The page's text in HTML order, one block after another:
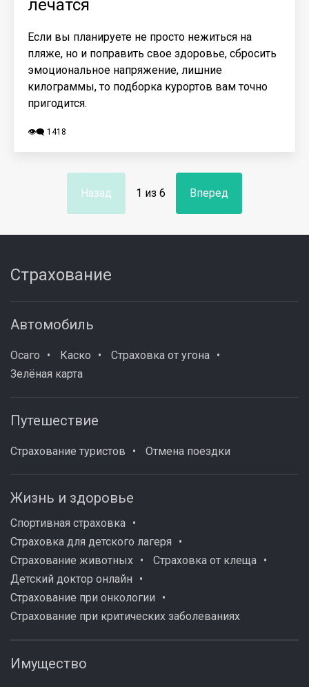
лечатся
Если вы планируете не просто нежиться на
пляже, но и поправить свое здоровье, сбросить
эмоциональное напряжение, лишние
килограммы, то подборка курортов вам точно
пригодится.
👁️‍🗨️ 1418
Назад 1 из 6 Вперед
Страхование
Автомобиль
Осаго Каско
Страховка от угона
Зелёная карта
Путешествие
Страхование туристов Отмена поездки
Жизнь и здоровье
Спортивная страховка
Страховка для детского лагеря
Страхование животных
Страховка от клеща
Детский доктор онлайн
Страхование при онкологии
Страхование при критических заболеваниях
Имущество